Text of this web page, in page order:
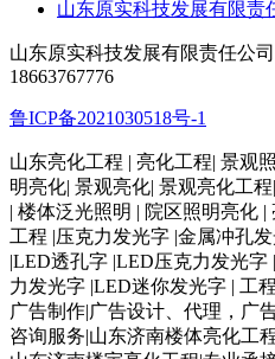
山东原实科技发展有限责
山东原实科技发展有限责任公
18663767776
鲁ICP备2021030518号-1
山东亮化工程 | 亮化工程| 景观
明亮化| 景观亮化| 景观亮化工
| 楼体泛光照明 | 院区照明亮化
工程 |压克力发光字 |金属冲孔
|LED透孔字 |LED压克力发光
力发光字 |LED迷你发光字 | 工
广告制作|广告设计、代理，广
咨询服务|山东济南楼体亮化工